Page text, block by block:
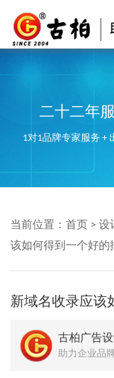
二十二年
1对1品牌专家服务 +
当前位置： 首页 > 设
该如何得到一个好的
新域名收录应该
古柏广告
助力企业品